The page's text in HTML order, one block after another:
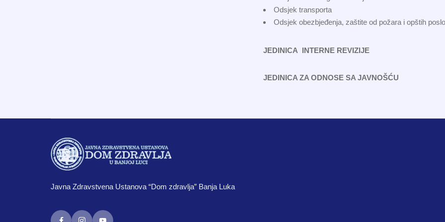
Odsjek transporta
Odsjek obezbjeđenja, zaštite od požara i opštih
JEDINICA INTERNE REVIZIJE
JEDINICA ZA ODNOSE SA JAVNOŠĆU
Javna Zdravstvena Ustanova “Dom zdravlja” Banja Luka